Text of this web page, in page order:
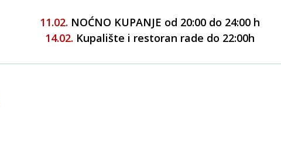
11.02. NOĆNO KUPANJE od 20:00 do 24:00 h
14.02. Kupalište i restoran rade do 22:00h